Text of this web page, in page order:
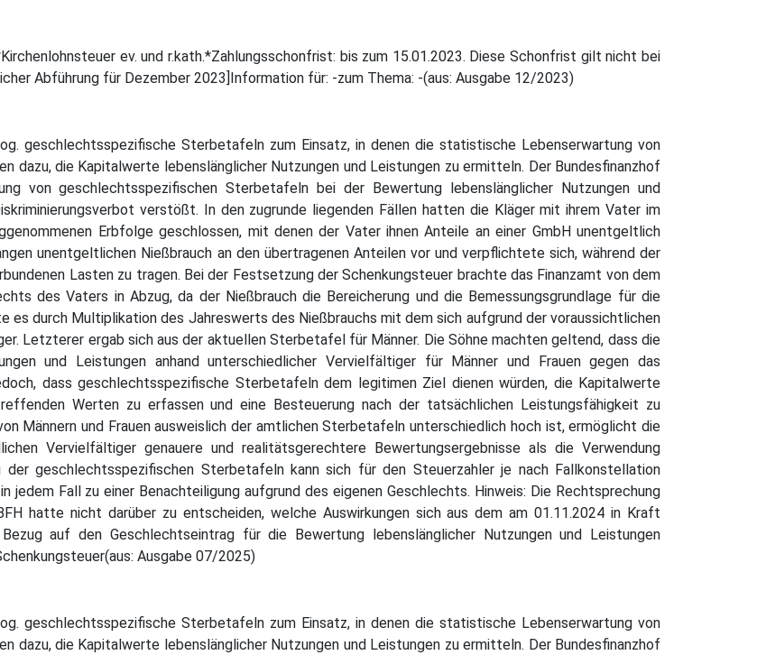
ev. und r.kath.*Zahlungsschonfrist: bis zum 15.01.2023. Diese Schonfrist gilt nicht bei
Abführung für Dezember 2023]Information für: -zum Thema: -(aus: Ausgabe 12/2023)
geschlechtsspezifische Sterbetafeln zum Einsatz, in denen die statistische Lebenserwartung von
dazu, die Kapitalwerte lebenslänglicher Nutzungen und Leistungen zu ermitteln. Der Bundesfinanzhof
von geschlechtsspezifischen Sterbetafeln bei der Bewertung lebenslänglicher Nutzungen und
verstößt. In den zugrunde liegenden Fällen hatten die Kläger mit ihrem Vater im
Erbfolge geschlossen, mit denen der Vater ihnen Anteile an einer GmbH unentgeltlich
unentgeltlichen Nießbrauch an den übertragenen Anteilen vor und verpflichtete sich, während der
Lasten zu tragen. Bei der Festsetzung der Schenkungsteuer brachte das Finanzamt von dem
des Vaters in Abzug, da der Nießbrauch die Bereicherung und die Bemessungsgrundlage für die
durch Multiplikation des Jahreswerts des Nießbrauchs mit dem sich aufgrund der voraussichtlichen
Letzterer ergab sich aus der aktuellen Sterbetafel für Männer. Die Söhne machten geltend, dass die
und Leistungen anhand unterschiedlicher Vervielfältiger für Männer und Frauen gegen das
dass geschlechtsspezifische Sterbetafeln dem legitimen Ziel dienen würden, die Kapitalwerte
Werten zu erfassen und eine Besteuerung nach der tatsächlichen Leistungsfähigkeit zu
Männern und Frauen ausweislich der amtlichen Sterbetafeln unterschiedlich hoch ist, ermöglicht die
Vervielfältiger genauere und realitätsgerechtere Bewertungsergebnisse als die Verwendung
der geschlechtsspezifischen Sterbetafeln kann sich für den Steuerzahler je nach Fallkonstellation
jedem Fall zu einer Benachteiligung aufgrund des eigenen Geschlechts. Hinweis: Die Rechtsprechung
hatte nicht darüber zu entscheiden, welche Auswirkungen sich aus dem am 01.11.2024 in Kraft
auf den Geschlechtseintrag für die Bewertung lebenslänglicher Nutzungen und Leistungen
Ausgabe 07/2025)
geschlechtsspezifische Sterbetafeln zum Einsatz, in denen die statistische Lebenserwartung von
dazu, die Kapitalwerte lebenslänglicher Nutzungen und Leistungen zu ermitteln. Der Bundesfinanzhof